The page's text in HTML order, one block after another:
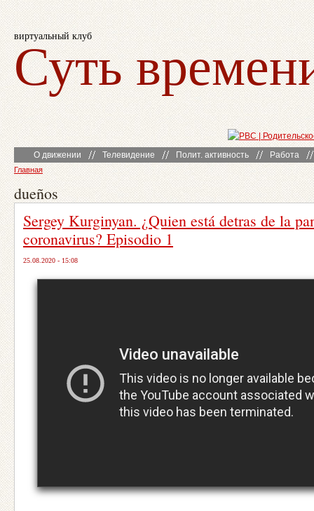
виртуальный клуб
Суть
О движении Телевидение Полит. активность Работа
Главная
dueños
Sergey Kurginyan. ¿Quien está detras de la
coronavirus? Episodio 1
25.08.2020 - 15:08